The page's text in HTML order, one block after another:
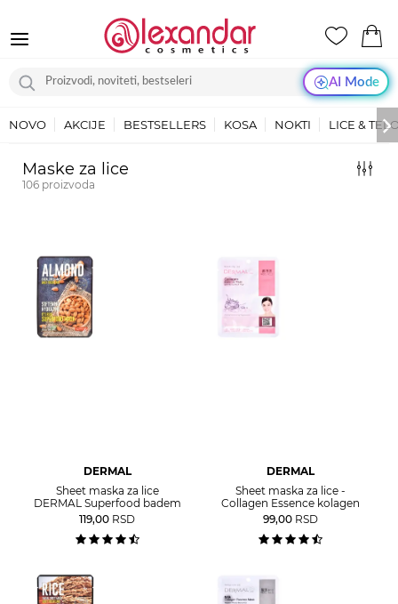
AI Mode
NOVO AKCIJE BESTSELLERS KOSA NOKTI LICE &
Maske za lice
106 proizvoda
DERMAL
Sheet maska za lice
DERMAL Superfood badem
119,00 RSD
DERMAL
Sheet maska za lice -
Collagen Essence kolagen
99,00 RSD